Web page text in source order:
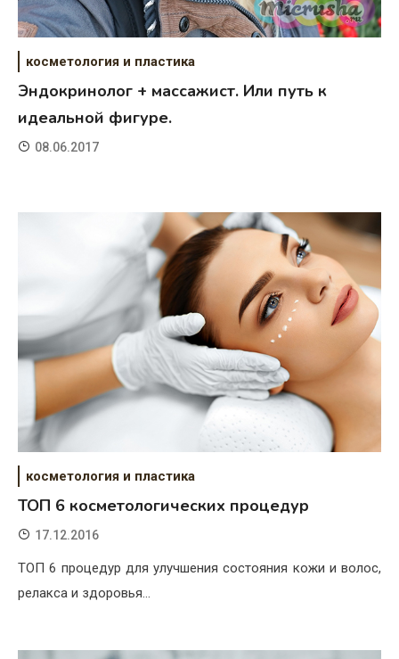
косметология и пластика
Эндокринолог + массажист. Или путь к
идеальной фигуре.
08.06.2017
косметология и пластика
ТОП 6 косметологических процедур
17.12.2016
ТОП 6 процедур для улучшения состояния кожи и волос,
релакса и здоровья…